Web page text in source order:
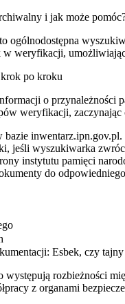
i jak może
ogólnodostępna
weryfikacji,
po kroku
o przynależności
weryfikacji,
bazie inwentarz.ipn.gov.pl.
jeśli wyszukiwarka
instytutu pamięci
do
Esbek, czy
występują rozbieżności
z organami